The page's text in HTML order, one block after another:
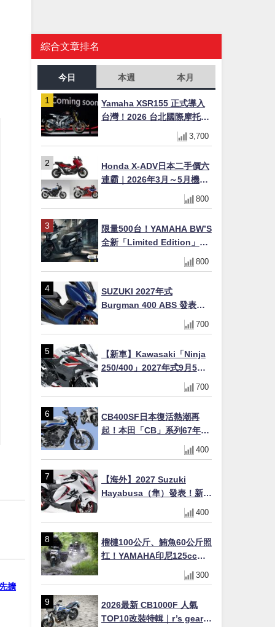
擴
綜合文章排名
今日 本週 本月
Yamaha XSR155 正式導入
台灣！2026 台北國際摩托車
展亮相，70 週年紀念版
YZF-R 系列限量追加販售
3,700
Honda X-ADV日本二手價六
連霸｜2026年3月～5月機車
轉售排行榜 CBR1000RR-R
FIREBLADE SP首度躋身前
800
限量500台！YAMAHA BW’S
全新「Limited Edition」都
市探索限定色 GOOPiMADE
聯名包同步登場
800
SUZUKI 2027年式
Burgman 400 ABS 發表！
8/18日本上市、支援E10汽油
售價98萬100日圓
700
【新車】Kawasaki「Ninja
250/400」2027年式9月5日
日本發售！新塗裝登場×價格
不變×輔助滑動式離合器
700
CB400SF日本復活熱潮再
起！本田「CB」系列67年傳
奇解密 與CBR差異一次搞懂
400
【海外】2027 Suzuki
Hayabusa（隼）發表！新增
Special Edition 特仕版，全
新珍珠白塗裝與專屬配備登
400
榴槤100公斤、鮪魚60公斤照
扛！YAMAHA印尼125cc速
克達Gear Ultima 2740公里
耐操實測
300
2026最新 CB1000F 人氣
TOP10改裝特輯｜r’s gear鈦